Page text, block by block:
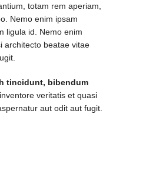
totam rem aperiam,
Nemo enim ipsam
ligula id. Nemo enim
architecto beatae vitae
tincidunt, bibendum
veritatis et quasi
aut odit aut fugit.